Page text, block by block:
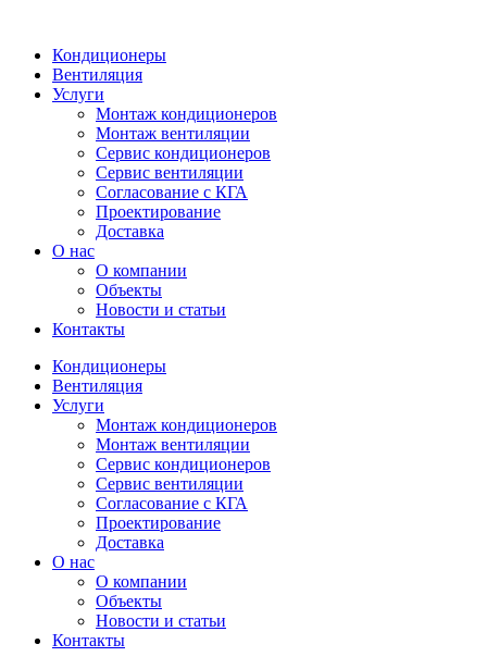
Кондиционеры
Вентиляция
Услуги
Монтаж кондиционеров
Монтаж вентиляции
Сервис кондиционеров
Сервис вентиляции
Согласование с КГА
Проектирование
Доставка
О нас
О компании
Объекты
Новости и статьи
Контакты
Кондиционеры
Вентиляция
Услуги
Монтаж кондиционеров
Монтаж вентиляции
Сервис кондиционеров
Сервис вентиляции
Согласование с КГА
Проектирование
Доставка
О нас
О компании
Объекты
Новости и статьи
Контакты